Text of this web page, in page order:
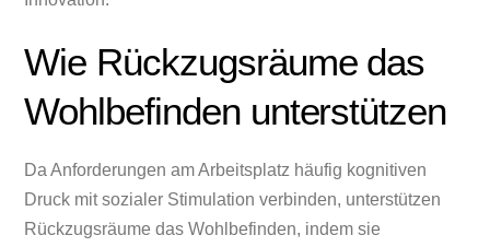
Wie Rückzugsräume das
Wohlbefinden unterstützen
Da Anforderungen am Arbeitsplatz häufig kognitiven
Druck mit sozialer Stimulation verbinden, unterstützen
Rückzugsräume das Wohlbefinden, indem sie